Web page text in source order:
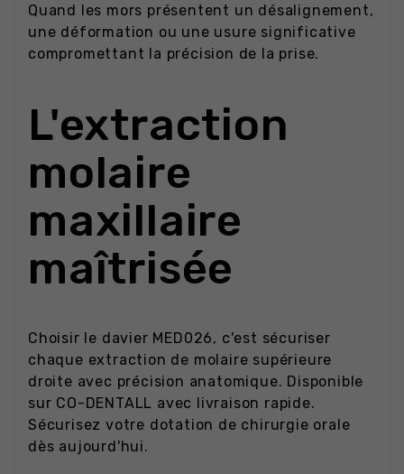
Quand les mors présentent un désalignement,
une déformation ou une usure significative
compromettant la précision de la prise.
L'extraction
molaire
maxillaire
maîtrisée
Choisir le davier MED026, c'est sécuriser
chaque extraction de molaire supérieure
droite avec précision anatomique. Disponible
sur CO-DENTALL avec livraison rapide.
Sécurisez votre dotation de chirurgie orale
dès aujourd'hui.